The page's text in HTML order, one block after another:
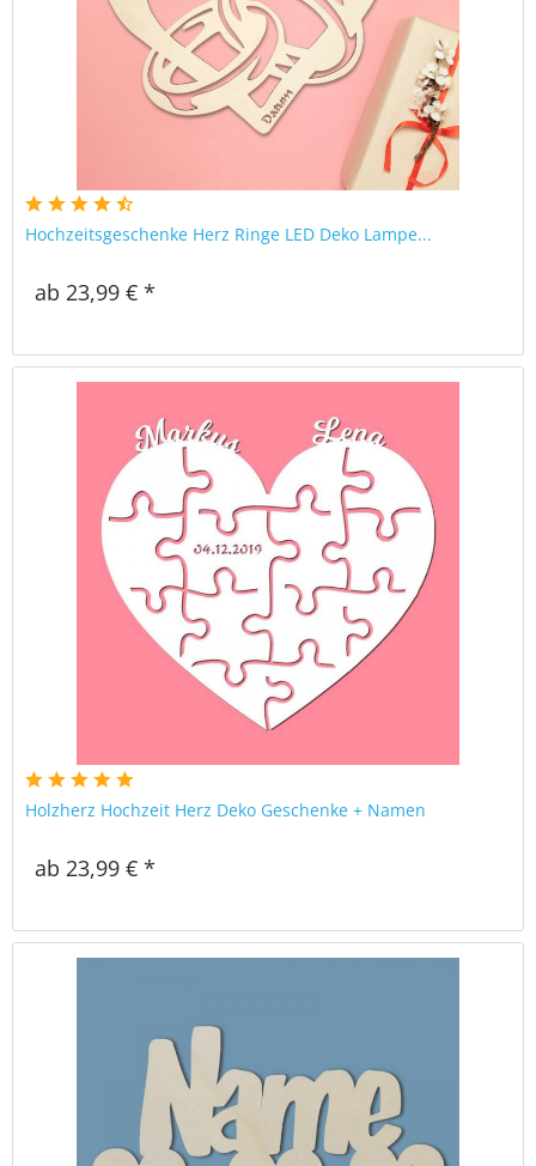
Hochzeitsgeschenke Herz Ringe LED Deko Lampe...
ab 23,99 € *
Holzherz Hochzeit Herz Deko Geschenke + Namen
ab 23,99 € *